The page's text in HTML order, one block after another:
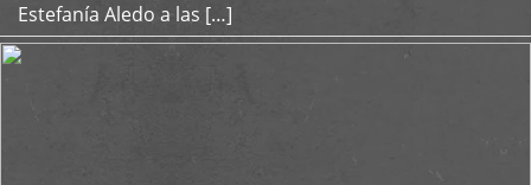
Estefanía Aledo a las […]